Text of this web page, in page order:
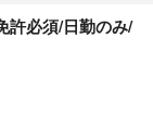
許必須/日勤のみ/